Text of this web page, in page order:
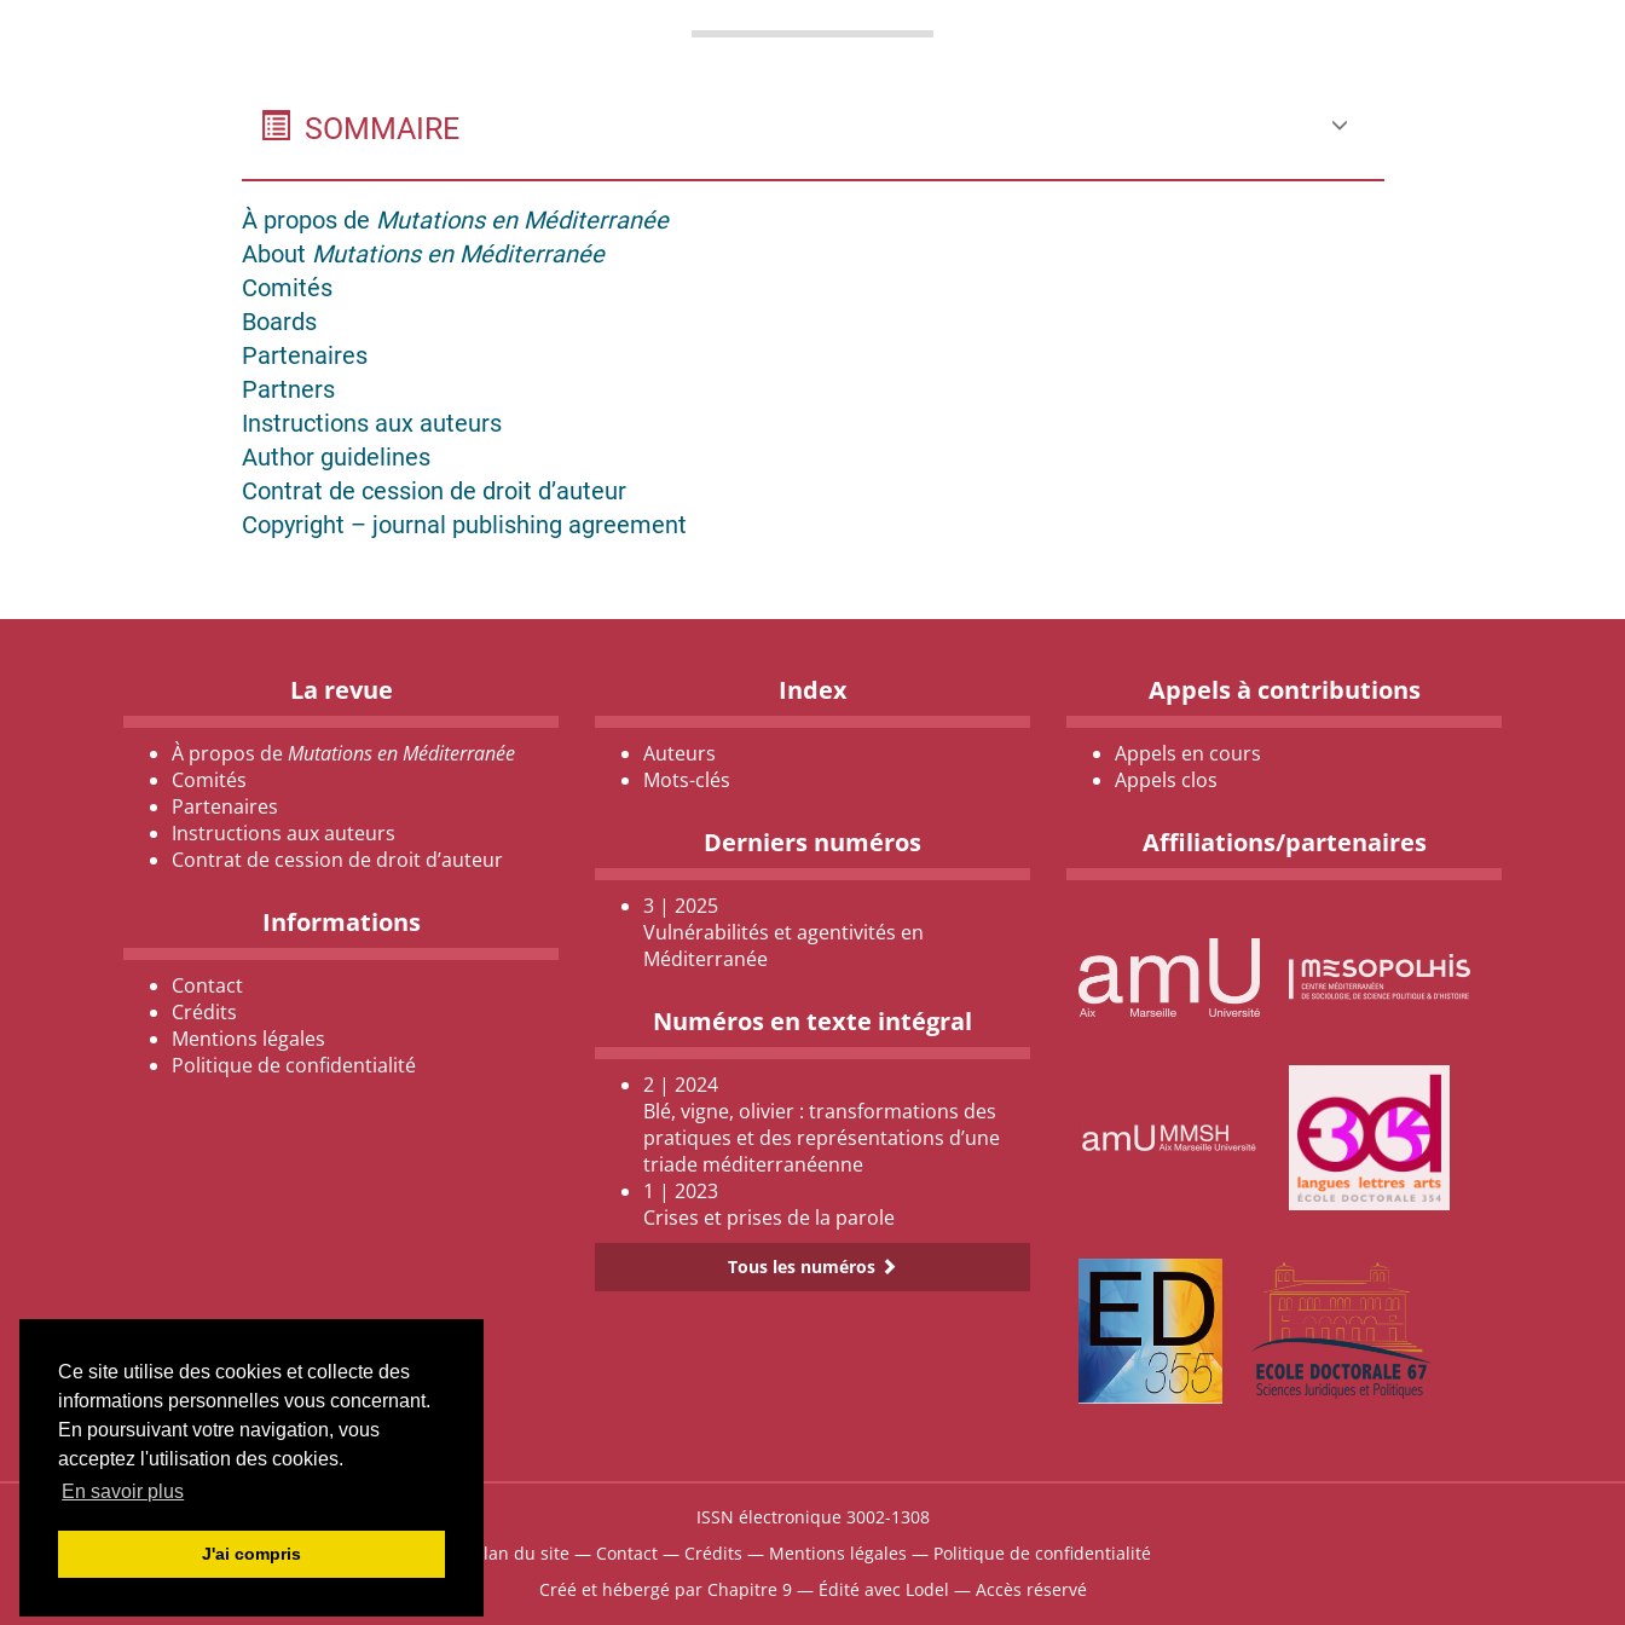
Ce site utilise des cookies et collecte des
informations personnelles vous concernant.
En poursuivant votre navigation, vous
acceptez l'utilisation des cookies.
En savoir plus
J'ai compris
SOMMAIRE
À propos de Mutations en Méditerranée
About Mutations en Méditerranée
Comités
Boards
Partenaires
Partners
Instructions aux auteurs
Author guidelines
Contrat de cession de droit d’auteur
Copyright – journal publishing agreement
La revue
À propos deMutations en Méditerranée
Comités
Partenaires
Instructions aux auteurs
Contrat de cession de droit d’auteur
Informations
Contact
Crédits
Mentions légales
Politique de confidentialité
Index
Auteurs
Mots-clés
Derniers numéros
3 | 2025
Vulnérabilités et agentivités en
Méditerranée
Numéros en texte intégral
2 | 2024
Blé, vigne, olivier : transformations des
pratiques et des représentations d’une
triade méditerranéenne
1 | 2023
Crises et prises de la parole
Tous les numéros
Appels à contributions
Appels en cours
Appels clos
Affiliations/partenaires
ISSN électronique 3002-1308
Plan du site — Contact — Crédits — Mentions légales — Politique de confidentialité
Créé et hébergé par Chapitre 9— Édité avec Lodel — Accès réservé